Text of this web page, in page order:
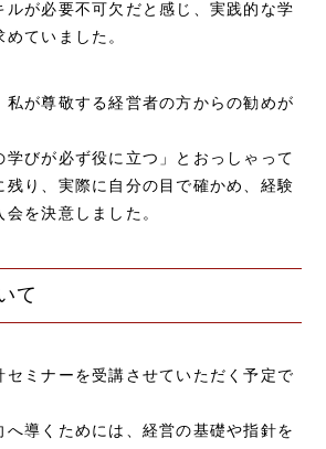
ルが必要不可欠だと感じ、実践的な学
ていました。
私が尊敬する経営者の方からの勧めが
学びが必ず役に立つ」とおっしゃって
残り、実際に自分の目で確かめ、経験
を決意しました。
て
セミナーを受講させていただく予定で
へ導くためには、経営の基礎や指針を